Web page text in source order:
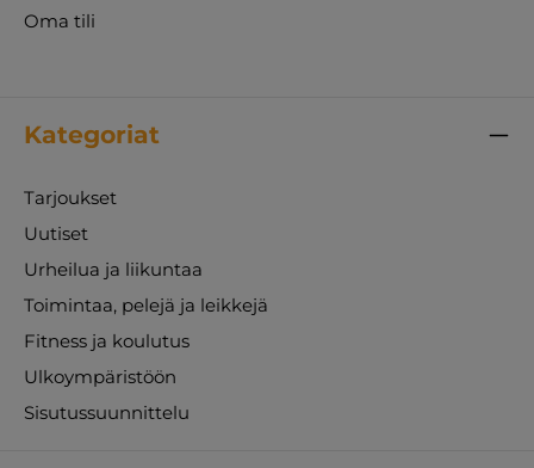
Oma tili
Kategoriat
Tarjoukset
Uutiset
Urheilua ja liikuntaa
Toimintaa, pelejä ja leikkejä
Fitness ja koulutus
Ulkoympäristöön
Sisutussuunnittelu